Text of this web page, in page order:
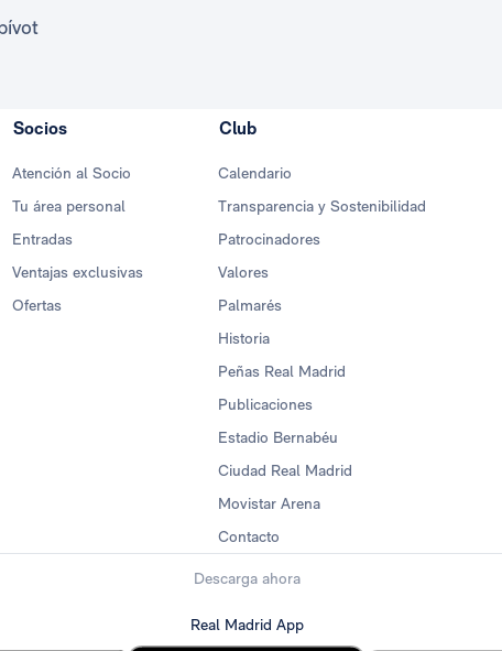
Socios
Atención al Socio
Tu área personal
Entradas
Ventajas exclusivas
Ofertas
Club
Calendario
Transparencia y Sostenibilidad
Patrocinadores
Valores
Palmarés
Historia
Peñas Real Madrid
Publicaciones
Estadio Bernabéu
Ciudad Real Madrid
Movistar Arena
Contacto
Descarga ahora
Real Madrid App